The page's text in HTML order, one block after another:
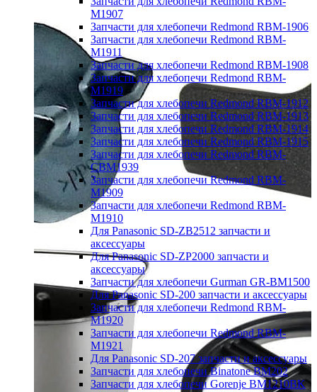
M1907
Запчасти для хлебопечи Redmond RBM-1906
Запчасти для хлебопечи Redmond RBM-
M1911
Запчасти для хлебопечи Redmond RBM-1908
Запчасти для хлебопечи Redmond RBM-
M1919
Запчасти для хлебопечи Redmond RBM-1912
Запчасти для хлебопечи Redmond RBM-1913
Запчасти для хлебопечи Redmond RBM-1914
Запчасти для хлебопечи Redmond RBM-1915
Запчасти для хлебопечи Redmond RBM-
CBM1939
Запчасти для хлебопечи Redmond RBM-
M1909
Запчасти для хлебопечи Redmond RBM-
M1910
Для Panasonic SD-ZB2512 запчасти и
аксессуары
Для Panasonic SD-ZP2000 запчасти и
аксессуары
Запчасти для хлебопечи Gurman GR-BM1500
Для Panasonic SD-200 запчасти и аксессуары
Запчасти для хлебопечи Redmond RBM-
M1920
Запчасти для хлебопечи Redmond RBM-
M1921
Для Panasonic SD-207 запчасти и аксессуары
Запчасти для хлебопечи Binatone BM202
Запчасти для хлебопечи Gorenje BM1210BK